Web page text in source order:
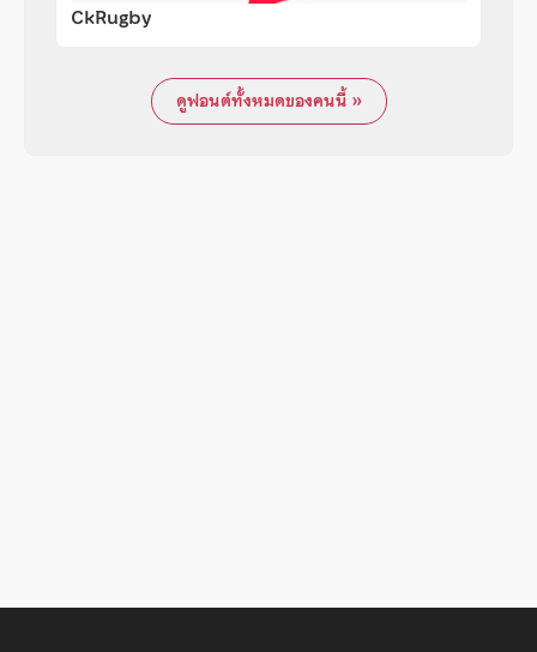
CkRugby
ดูฟอนต์ทั้งหมดของคนนี้ »